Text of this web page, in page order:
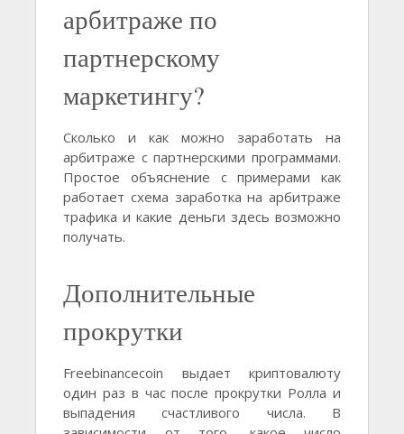
арбитраже по
партнерскому
маркетингу?
Сколько и как можно заработать на
арбитраже с партнерскими программами.
Простое объяснение с примерами как
работает схема заработка на арбитраже
трафика и какие деньги здесь возможно
получать.
Дополнительные
прокрутки
Freebinancecoin выдает криптовалюту
один раз в час после прокрутки Ролла и
выпадения счастливого числа. В